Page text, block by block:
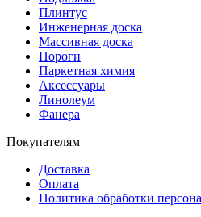
Плинтус
Инженерная доска
Массивная доска
Пороги
Паркетная химия
Аксессуары
Линолеум
Фанера
Покупателям
Доставка
Оплата
Политика обработки